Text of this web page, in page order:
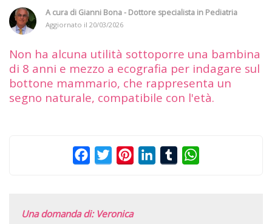
A cura di Gianni Bona - Dottore specialista in Pediatria
Aggiornato il 20/03/2026
Non ha alcuna utilità sottoporre una bambina
di 8 anni e mezzo a ecografia per indagare sul
bottone mammario, che rappresenta un
segno naturale, compatibile con l'età.
FacebookTwitterPinterestLinkedInTumblr
Una domanda di: Veronica